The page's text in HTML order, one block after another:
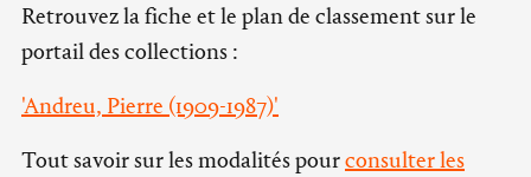
Retrouvez la fiche et le plan de classement sur le
portail des collections :
'Andreu, Pierre (1909-1987)'
Tout savoir sur les modalités pourconsulter les